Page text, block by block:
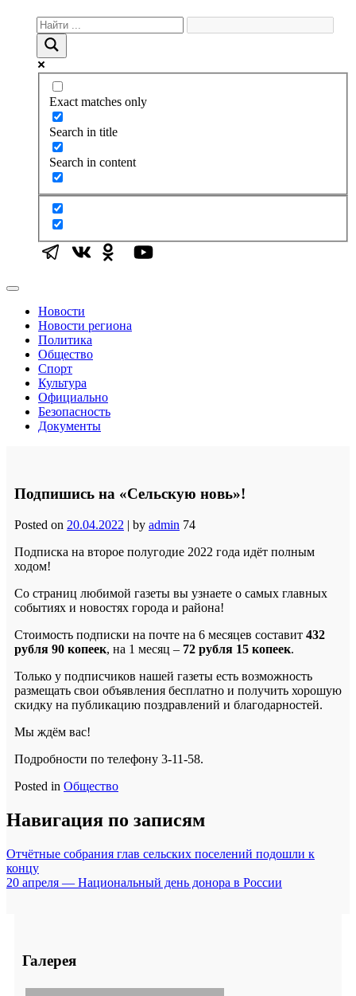
Exact matches only
Search in title
Search in content
Новости
Новости региона
Политика
Общество
Спорт
Культура
Официально
Безопасность
Документы
Подпишись на «Сельскую новь»!
Posted on 20.04.2022 | by admin 74
Подписка на второе полугодие 2022 года идёт полным
ходом!
Со страниц любимой газеты вы узнаете о самых главных
событиях и новостях города и района!
Стоимость подписки на почте на 6 месяцев составит 432
рубля 90 копеек, на 1 месяц – 72 рубля 15 копеек.
Только у подписчиков нашей газеты есть возможность
размещать свои объявления бесплатно и получить хорошую
скидку на публикацию поздравлений и благодарностей.
Мы ждём вас!
Подробности по телефону 3-11-58.
Posted in Общество
Навигация по записям
Отчётные собрания глав сельских поселений подошли к
концу
20 апреля — Национальный день донора в России
Галерея